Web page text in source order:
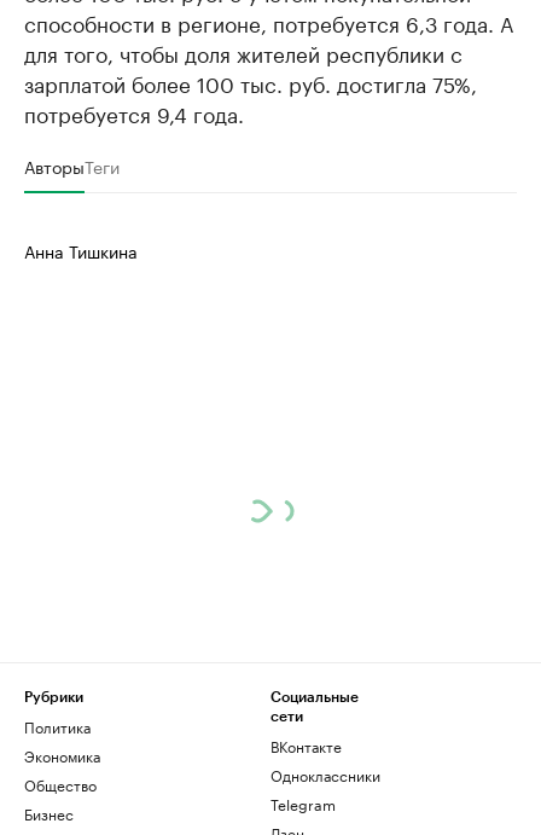
способности в регионе, потребуется 6,3 года. А
для того, чтобы доля жителей республики с
зарплатой более 100 тыс. руб. достигла 75%,
потребуется 9,4 года.
АвторыТеги
Анна Тишкина
Рубрики
Политика
Экономика
Общество
Бизнес
Социальные
сети
ВКонтакте
Одноклассники
Telegram